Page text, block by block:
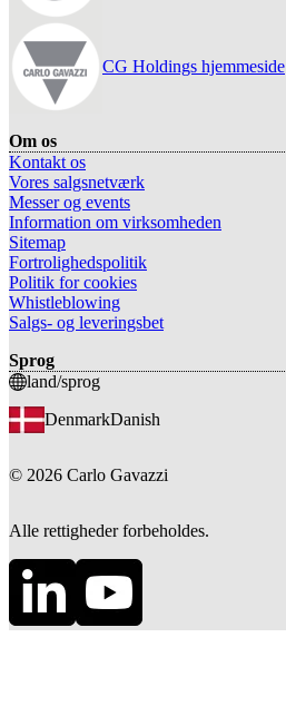
CG Holdings hjemmeside
Om os
Kontakt os
Vores salgsnetværk
Messer og events
Information om virksomheden
Sitemap
Fortrolighedspolitik
Politik for cookies
Whistleblowing
Salgs- og leveringsbet
Sprog
land/sprog
DenmarkDanish
© 2026 Carlo Gavazzi
Alle rettigheder forbeholdes.